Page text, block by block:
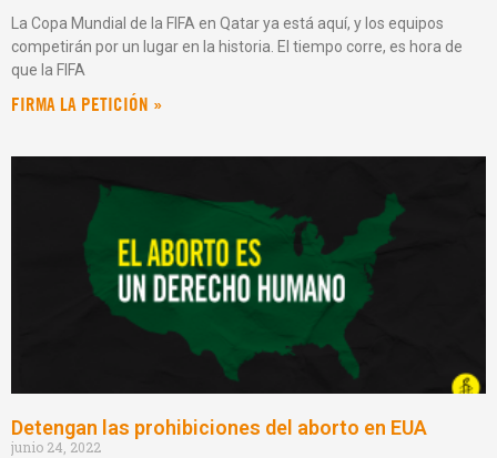
La Copa Mundial de la FIFA en Qatar ya está aquí, y los equipos
competirán por un lugar en la historia. El tiempo corre, es hora de
que la FIFA
FIRMA LA PETICIÓN »
Detengan las prohibiciones del aborto en EUA
junio 24, 2022